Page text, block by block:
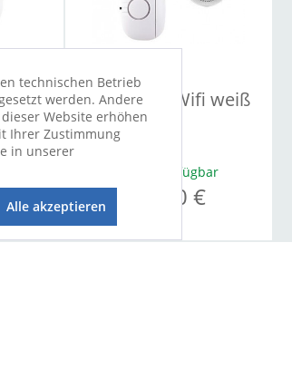
Alarm Set Wifi weiß
Sofort verfügbar
49,00 €
technischen Betrieb
werden. Andere
Website erhöhen
Ihrer Zustimmung
in unserer
Alle akzeptieren